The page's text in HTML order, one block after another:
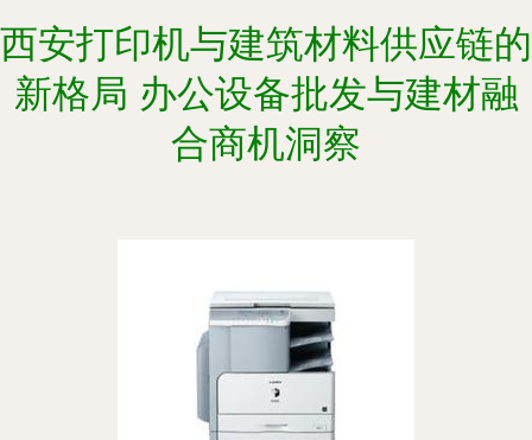
西安打印机与建筑材料供应链的
新格局 办公设备批发与建材融
合商机洞察